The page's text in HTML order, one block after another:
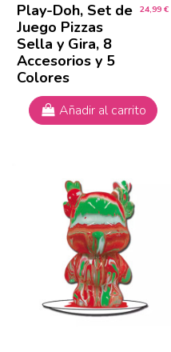
Play-Doh, Set de
Juego Pizzas
Sella y Gira, 8
Accesorios y 5
Colores
24,99 €
Añadir al carrito